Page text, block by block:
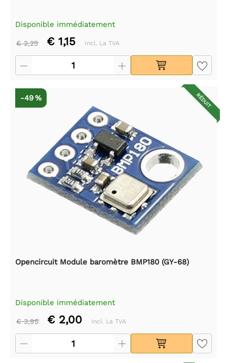
Disponible immédiatement
€ 2,25 € 1,15 Incl. La TVA
RÉDUIT
-49 %
Opencircuit Module baromètre BMP180 (GY-68)
Disponible immédiatement
€ 3,95 € 2,00 Incl. La TVA